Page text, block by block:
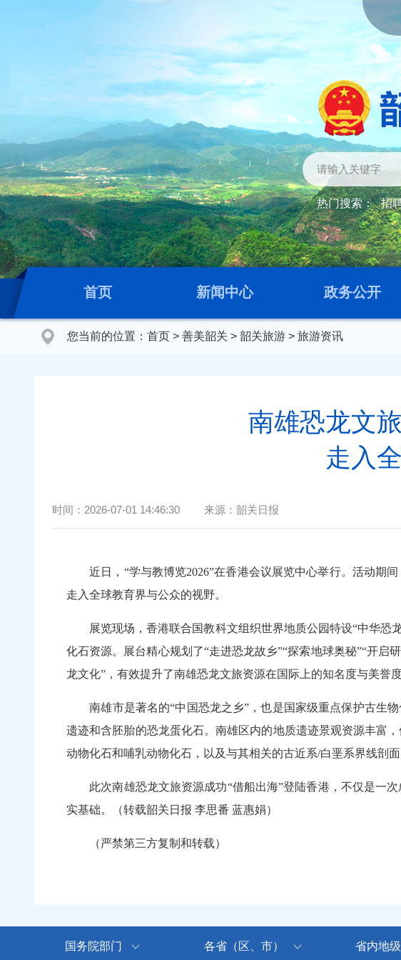
热门搜索： 招
首页 新闻中心 政务公开
您当前的位置： 首页 > 善美韶关 > 韶关旅游 > 旅游资讯
南雄恐龙文
走入
时间： 2026-07-01 14:46:30 来源： 韶关日报
近日，“学与教博览2026”在香港会议展览中心举行。活动期间
走入全球教育界与公众的视野。
展览现场，香港联合国教科文组织世界地质公园特设“中华恐
化石资源。展台精心规划了“走进恐龙故乡”“探索地球奥秘”“开
龙文化”，有效提升了南雄恐龙文旅资源在国际上的知名度与美
南雄市是著名的“中国恐龙之乡”，也是国家级重点保护古生物
遗迹和含胚胎的恐龙蛋化石。南雄区内的地质遗迹景观资源丰富
动物化石和哺乳动物化石，以及与其相关的古近系/白垩系界线
此次南雄恐龙文旅资源成功“借船出海”登陆香港，不仅是一次
实基础。（转载韶关日报 李思番 蓝惠娟）
（严禁第三方复制和转载）
国务院部门 各省（区、市） 省内地